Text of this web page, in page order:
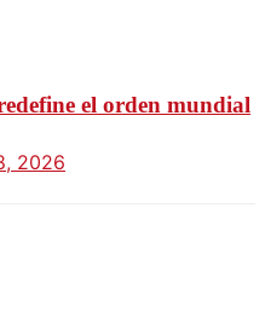
el orden mundial
2026